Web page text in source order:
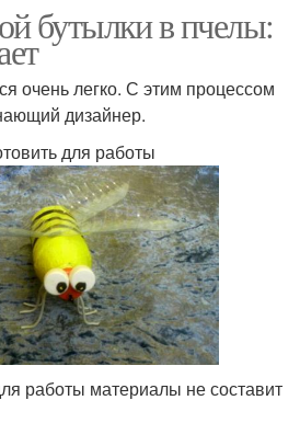
бутылки в пчелы:
очень легко. С этим процессом
дизайнер.
для работы
работы материалы не составит